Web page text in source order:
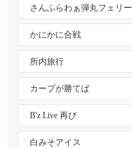
さんふらわぁ弾丸フェリー
かにかに合戦
所内旅行
カープが勝てば
B'z Live 再び
白みそアイス